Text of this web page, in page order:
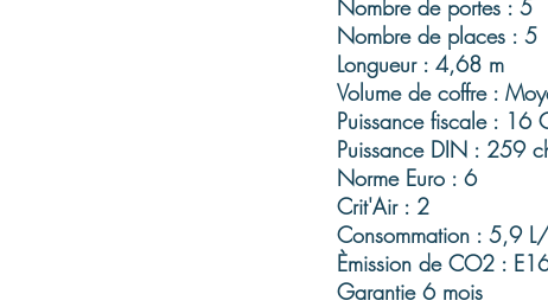
Nombre de portes : 5
Nombre de places : 5
Longueur : 4,68 m
Volume de coffre :
Puissance fiscale : 16
Puissance DIN : 259
Norme Euro : 6
Crit'Air : 2
Consommation : 5,9
Èmission de CO2 :
Garantie 6 mois